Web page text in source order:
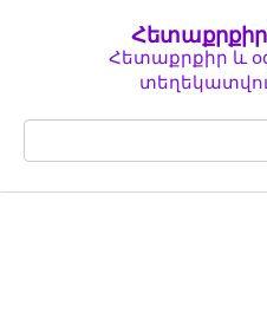
Հետաքրքիր և